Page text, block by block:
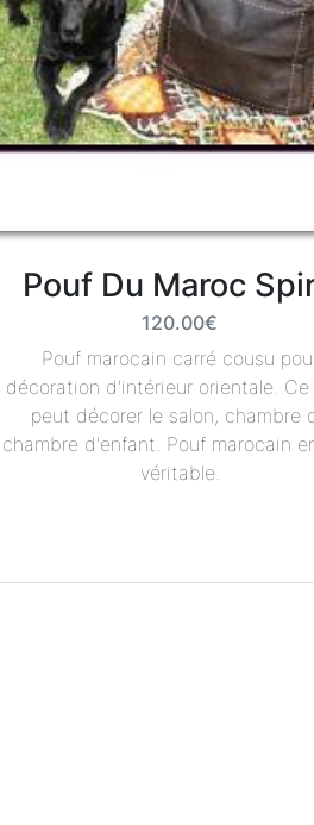
Pouf Du Maroc
120.00€
Pouf marocain carré cousu
décoration d'intérieur orientale. Ce
peut décorer le salon, chambre
chambre d'enfant. Pouf marocain
véritable.